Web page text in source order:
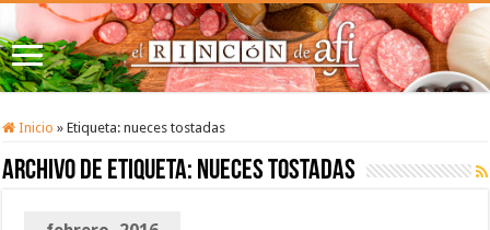
Inicio » Etiqueta:nueces tostadas
Archivo de etiqueta: nueces tostadas